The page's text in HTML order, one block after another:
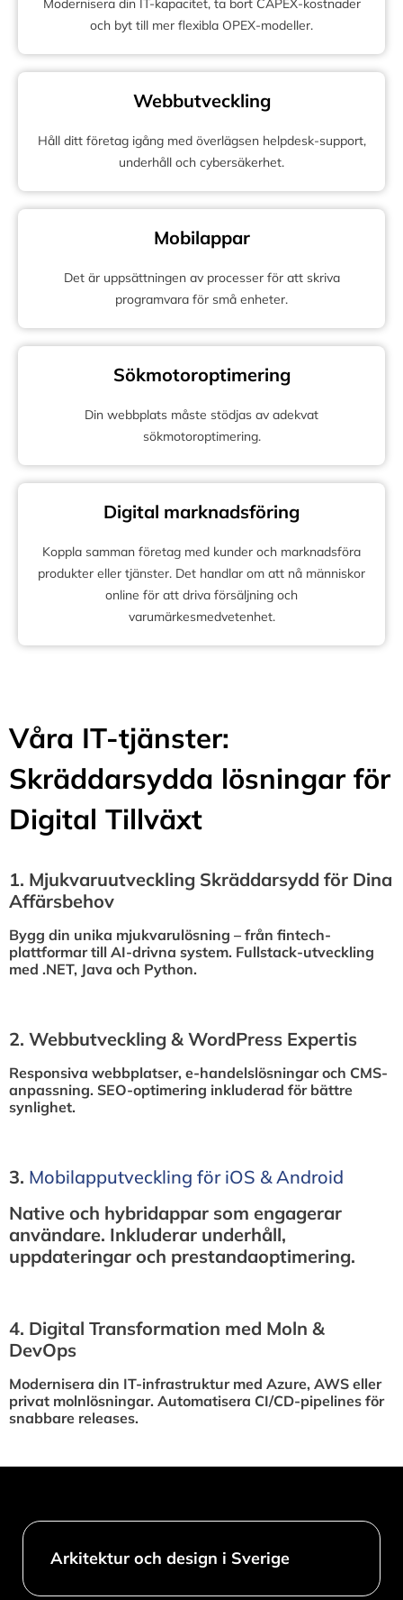
och byt till mer flexibla OPEX-modeller.
Webbutveckling
Håll ditt företag igång med överlägsen helpdesk-support,
underhåll och cybersäkerhet.
Mobilappar
Det är uppsättningen av processer för att skriva
programvara för små enheter.
Sökmotoroptimering
Din webbplats måste stödjas av adekvat
sökmotoroptimering.
Digital marknadsföring
Koppla samman företag med kunder och marknadsföra
produkter eller tjänster. Det handlar om att nå människor
online för att driva försäljning och
varumärkesmedvetenhet.
Våra IT-tjänster:
Skräddarsydda lösningar för
Digital Tillväxt
1.⁠ ⁠Mjukvaruutveckling Skräddarsydd för Dina
Affärsbehov
Bygg din unika mjukvarulösning – från fintech-
plattformar till AI-drivna system. Fullstack-utveckling
med .NET, Java och Python.
2.⁠ ⁠Webbutveckling & WordPress Expertis
Responsiva webbplatser, e-handelslösningar och CMS-
anpassning. SEO-optimering inkluderad för bättre
synlighet.
3.⁠ ⁠Mobilapputveckling för iOS & Android
Native och hybridappar som engagerar
användare. Inkluderar underhåll,
uppdateringar och prestandaoptimering.
4.⁠ ⁠Digital Transformation med Moln &
DevOps
Modernisera din IT-infrastruktur med Azure, AWS eller
privat molnlösningar. Automatisera CI/CD-pipelines för
snabbare releases.
Arkitektur och design i Sverige​